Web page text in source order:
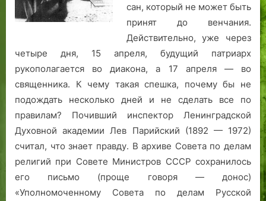
сан, который не может быть
принят до венчания.
Действительно, уже через
четыре дня, 15 апреля, будущий патриарх
рукополагается во диакона, а 17 апреля — во
священника. К чему такая спешка, почему бы не
подождать несколько дней и не сделать все по
правилам? Почивший инспектор Ленинградской
Духовной академии Лев Парийский (1892 — 1972)
считал, что знает правду. В архиве Совета по делам
религий при Совете Министров СССР сохранилось
его письмо (проще говоря — донос)
«Уполномоченному Совета по делам Русской